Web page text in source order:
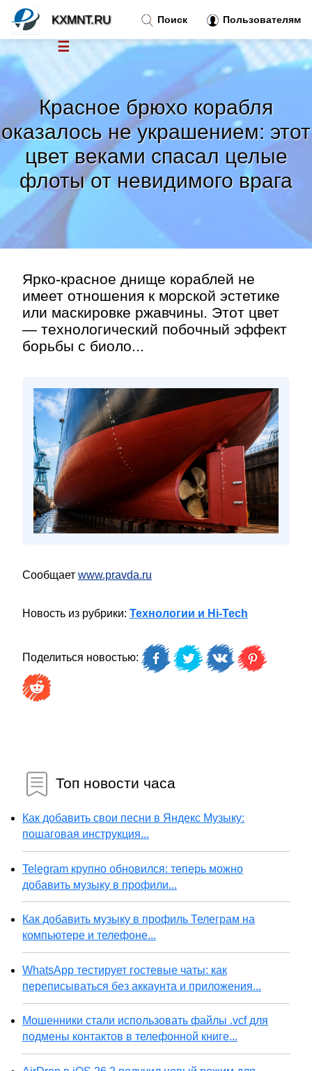
Красное брюхо корабля
оказалось не украшением: этот
цвет веками спасал целые
флоты от невидимого врага
Ярко-красное днище кораблей не
имеет отношения к морской эстетике
или маскировке ржавчины. Этот цвет
— технологический побочный эффект
борьбы с биоло...
Сообщает www.pravda.ru
Новость из рубрики: Технологии и Hi-Tech
Поделиться новостью:
Топ новости часа
Как добавить свои песни в Яндекс Музыку:
пошаговая инструкция...
Telegram крупно обновился: теперь можно
добавить музыку в профили...
Как добавить музыку в профиль Телеграм на
компьютере и телефоне...
WhatsApp тестирует гостевые чаты: как
переписываться без аккаунта и приложения...
Мошенники стали использовать файлы .vcf для
подмены контактов в телефонной книге...
Поиск Пользователям
KXMNT.RU
☰
Тренды новостей»
Рубрики »
Правила »